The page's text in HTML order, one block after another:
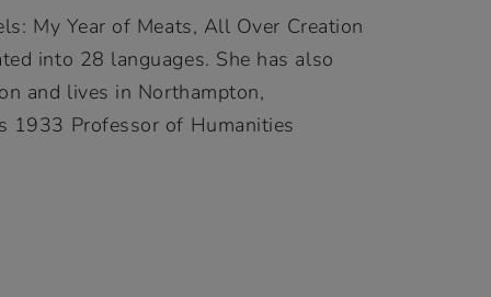
My Year of Meats, All Over Creation
into 28 languages. She has also
and lives in Northampton,
1933 Professor of Humanities